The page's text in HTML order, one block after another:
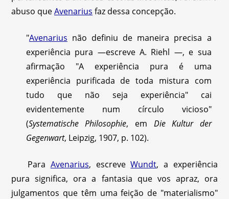
abuso queAvenarius faz dessa concepção.
"Avenarius não definiu de maneira precisa a
experiência pura —escreve A. Riehl —, e sua
afirmação "A experiência pura é uma
experiência purificada de toda mistura com
tudo que não seja experiência" cai
evidentemente num círculo vicioso"
(Systematische Philosophie, em Die Kultur der
Gegenwart, Leipzig, 1907, p. 102).
Para Avenarius, escreveWundt, a experiência
pura significa, ora a fantasia que vos apraz, ora
julgamentos que têm uma feição de "materialismo"